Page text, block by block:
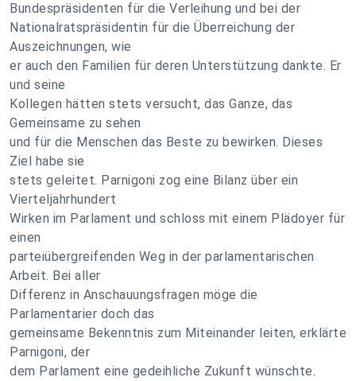
Bundespräsidenten für die Verleihung und bei der
Nationalratspräsidentin für die Überreichung der
Auszeichnungen, wie
er auch den Familien für deren Unterstützung dankte. Er
und seine
Kollegen hätten stets versucht, das Ganze, das
Gemeinsame zu sehen
und für die Menschen das Beste zu bewirken. Dieses
Ziel habe sie
stets geleitet. Parnigoni zog eine Bilanz über ein
Vierteljahrhundert
Wirken im Parlament und schloss mit einem Plädoyer für
einen
parteiübergreifenden Weg in der parlamentarischen
Arbeit. Bei aller
Differenz in Anschauungsfragen möge die
Parlamentarier doch das
gemeinsame Bekenntnis zum Miteinander leiten, erklärte
Parnigoni, der
dem Parlament eine gedeihliche Zukunft wünschte.